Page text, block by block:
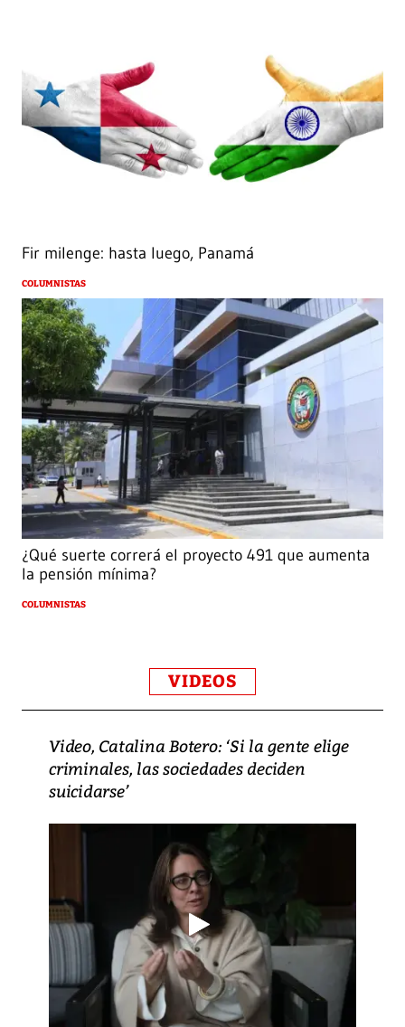
Fir milenge: hasta luego, Panamá
COLUMNISTAS
¿Qué suerte correrá el proyecto 491 que aumenta
la pensión mínima?
COLUMNISTAS
VIDEOS
Video, Catalina Botero: ‘Si la gente elige
criminales, las sociedades deciden
suicidarse’